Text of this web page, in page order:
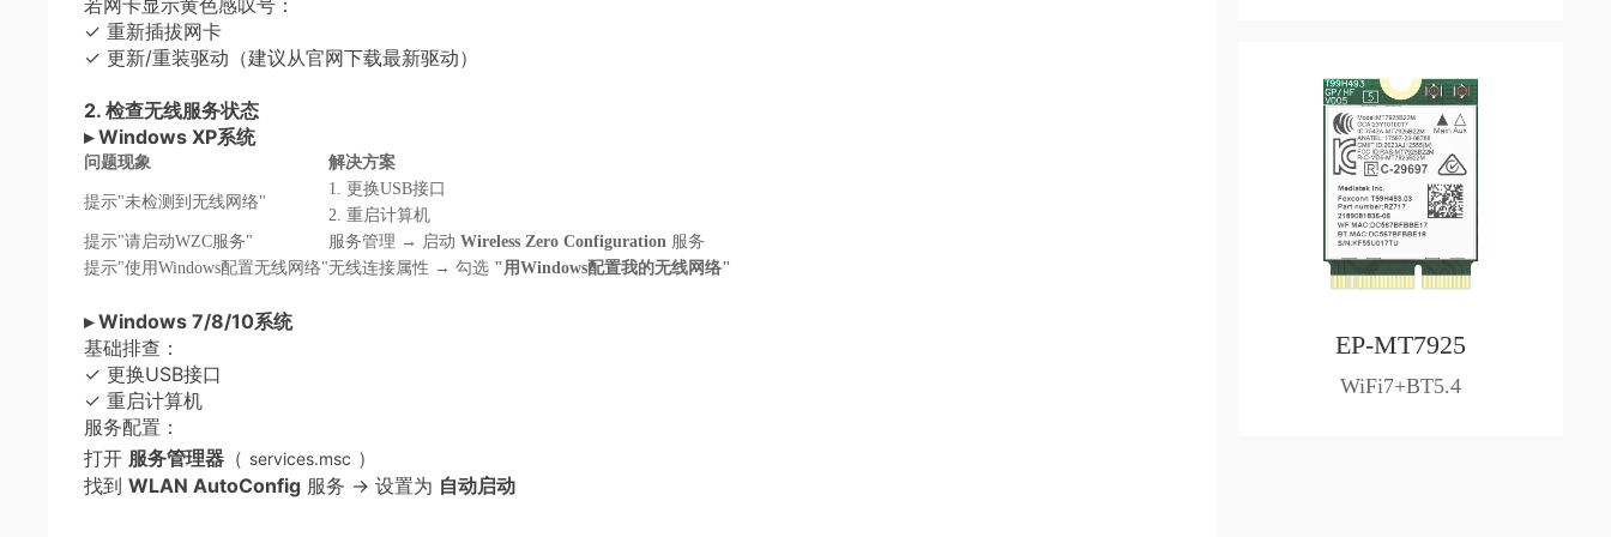
若网卡显示黄色感叹号：
✓ 重新插拔网卡
✓ 更新/重装驱动（建议从官网下载最新驱动）
2. 检查无线服务状态
▸ Windows XP系统
问题现象 解决方案
提示"未检测到无线网络"
1. 更换USB接口
2. 重启计算机
提示"请启动WZC服务"
服务管理 → 启动Wireless Zero Configuration 服务
提示"使用Windows配置无线网络"无线连接属性 → 勾选 "用Windows配置我的无线网络"
▸ Windows 7/8/10系统
基础排查：
✓ 更换USB接口
✓ 重启计算机
服务配置：
打开 服务管理器 （ services.msc ）
找到WLAN AutoConfig 服务 → 设置为 自动启动
EP-MT7925
WiFi7+BT5.4